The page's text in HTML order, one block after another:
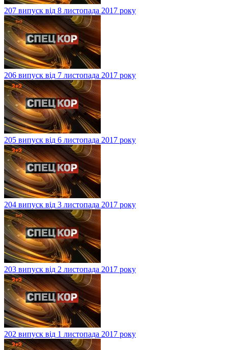
207 випуск від 8 листопада 2017 року
206 випуск від 7 листопада 2017 року
205 випуск від 6 листопада 2017 року
204 випуск від 3 листопада 2017 року
203 випуск від 2 листопада 2017 року
202 випуск від 1 листопада 2017 року